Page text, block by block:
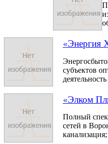
«Энергия
субъектов
«Элком
Полный
сетей в